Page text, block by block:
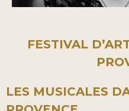
FESTIVAL
LES MUSICALES